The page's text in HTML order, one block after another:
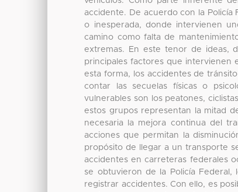
accidente. De acuerdo con la
o inesperada, donde intervienen
camino como falta de
extremas. En este tenor de ideas,
principales factores que intervienen
esta forma, los accidentes de
contar las secuelas físicas o
vulnerables son los peatones,
estos grupos representan la mitad
necesaria la mejora continua del
acciones que permitan la
propósito de llegar a un transporte
accidentes en carreteras federales
se obtuvieron de la Policía Federal,
registrar accidentes. Con ello, es